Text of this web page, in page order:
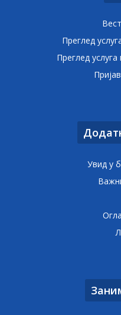
Преглед
Преглед
Увид у